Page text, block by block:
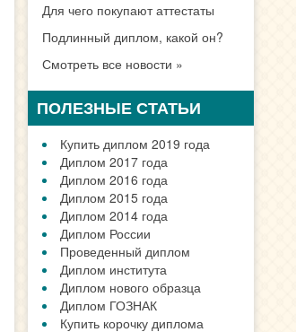
Для чего покупают аттестаты
Подлинный диплом, какой он?
Смотреть все новости »
ПОЛЕЗНЫЕ СТАТЬИ
Купить диплом 2019 года
Диплом 2017 года
Диплом 2016 года
Диплом 2015 года
Диплом 2014 года
Диплом России
Проведенный диплом
Диплом института
Диплом нового образца
Диплом ГОЗНАК
Купить корочку диплома